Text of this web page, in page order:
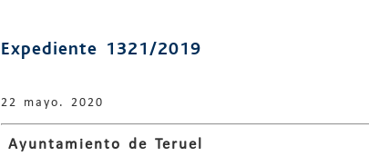
Expediente 1321/2019
22 mayo. 2020
Ayuntamiento de Teruel